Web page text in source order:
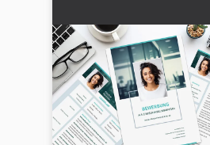
Ansøgningsskabeloner
til erhverv fra A til Z
Vil du ansøge? Hos os finder
du passende
ansøgningsskabeloner til